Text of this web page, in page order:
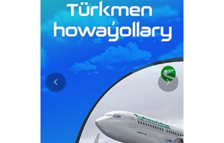
осуществляемой в стране
программной работы по
совершенствованию системы
образования и подготовки
кадров.